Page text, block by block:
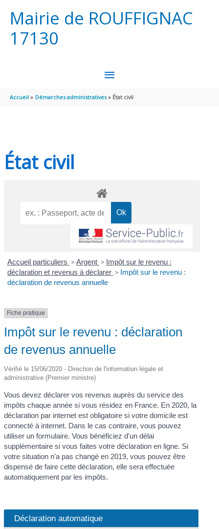
Mairie de ROUFFIGNAC
17130
MENU
PRINCIPAL
Accueil Démarches administratives État civil
État civil
Accueil particuliers > Argent > Impôt sur le revenu :
déclaration et revenus à déclarer > Impôt sur le revenu :
déclaration de revenus annuelle
Fiche pratique
Impôt sur le revenu : déclaration
de revenus annuelle
Vérifié le 15/06/2020 - Direction de l'information légale et
administrative (Premier ministre)
Vous devez déclarer vos revenus auprès du service des
impôts chaque année si vous résidez en France. En 2020, la
déclaration par internet est obligatoire si votre domicile est
connecté à internet. Dans le cas contraire, vous pouvez
utiliser un formulaire. Vous bénéficiez d'un délai
supplémentaire si vous faites votre déclaration en ligne. Si
votre situation n'a pas changé en 2019, vous pouvez être
dispensé de faire cette déclaration, elle sera effectuée
automatiquement par les impôts.
Déclaration automatique